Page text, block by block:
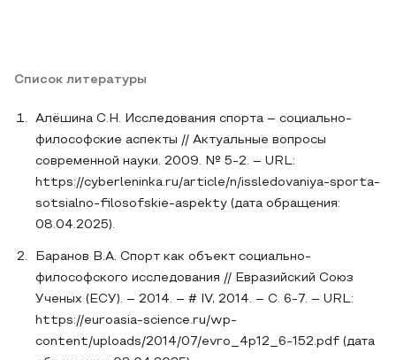
Список литературы
Алёшина С.Н. Исследования спорта – социально-
философские аспекты // Актуальные вопросы
современной науки. 2009. № 5-2. – URL:
https://cyberleninka.ru/article/n/issledovaniya-sporta-
sotsialno-filosofskie-aspekty (дата обращения:
08.04.2025).
Баранов В.А. Спорт как объект социально-
философского исследования // Евразийский Союз
Ученых (ЕСУ). – 2014. – # IV, 2014. – С. 6-7. – URL:
https://euroasia-science.ru/wp-
content/uploads/2014/07/evro_4p12_6-152.pdf (дата